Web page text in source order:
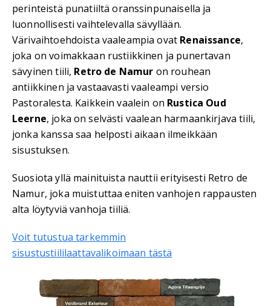
perinteistä punatiiltä oranssinpunaisella ja
luonnollisesti vaihtelevalla sävyllään.
Värivaihtoehdoista vaaleampia ovat Renaissance,
joka on voimakkaan rustiikkinen ja punertavan
sävyinen tiili, Retro de Namur on rouhean
antiikkinen ja vastaavasti vaaleampi versio
Pastoralesta. Kaikkein vaalein on Rustica Oud
Leerne, joka on selvästi vaalean harmaankirjava tiili,
jonka kanssa saa helposti aikaan ilmeikkään
sisustuksen.
Suosiota yllä mainituista nauttii erityisesti Retro de
Namur, joka muistuttaa eniten vanhojen rappausten
alta löytyviä vanhoja tiiliä.
Voit tutustua tarkemmin
sisustustiililaattavalikoimaan tästä